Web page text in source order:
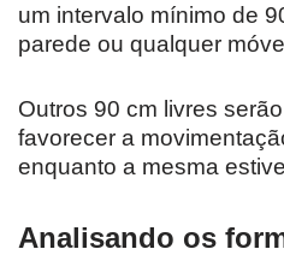
um intervalo mínimo de
parede ou qualquer
Outros 90 cm livres
favorecer a
enquanto a mesma
Analisando os